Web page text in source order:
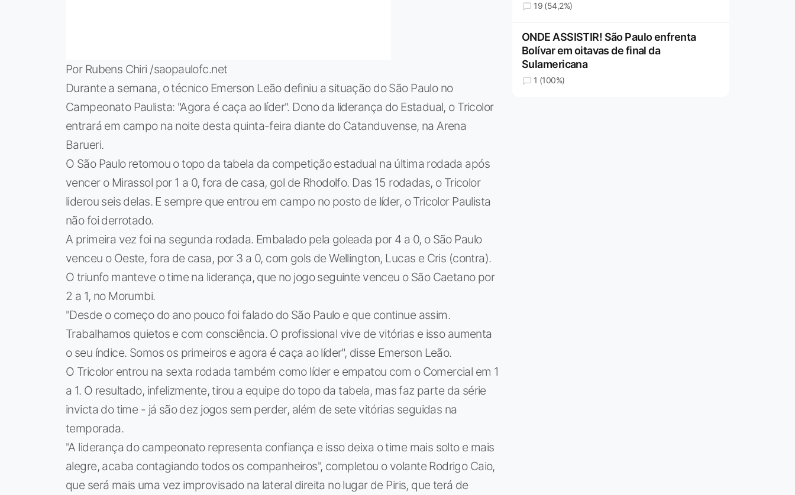
Por Rubens Chiri /saopaulofc.net
Durante a semana, o técnico Emerson Leão definiu a situação do São Paulo no
Campeonato Paulista: "Agora é caça ao líder". Dono da liderança do Estadual, o Tricolor
entrará em campo na noite desta quinta-feira diante do Catanduvense, na Arena
Barueri.
O São Paulo retomou o topo da tabela da competição estadual na última rodada após
vencer o Mirassol por 1 a 0, fora de casa, gol de Rhodolfo. Das 15 rodadas, o Tricolor
liderou seis delas. E sempre que entrou em campo no posto de líder, o Tricolor Paulista
não foi derrotado.
A primeira vez foi na segunda rodada. Embalado pela goleada por 4 a 0, o São Paulo
venceu o Oeste, fora de casa, por 3 a 0, com gols de Wellington, Lucas e Cris (contra).
O triunfo manteve o time na liderança, que no jogo seguinte venceu o São Caetano por
2 a 1, no Morumbi.
"Desde o começo do ano pouco foi falado do São Paulo e que continue assim.
Trabalhamos quietos e com consciência. O profissional vive de vitórias e isso aumenta
o seu índice. Somos os primeiros e agora é caça ao líder", disse Emerson Leão.
O Tricolor entrou na sexta rodada também como líder e empatou com o Comercial em 1
a 1. O resultado, infelizmente, tirou a equipe do topo da tabela, mas faz parte da série
invicta do time - já são dez jogos sem perder, além de sete vitórias seguidas na
temporada.
"A liderança do campeonato representa confiança e isso deixa o time mais solto e mais
alegre, acaba contagiando todos os companheiros", completou o volante Rodrigo Caio,
que será mais uma vez improvisado na lateral direita no lugar de Piris, que terá de
19 (54,2%)
ONDE ASSISTIR! São Paulo enfrenta
Bolívar em oitavas de final da
Sulamericana
1 (100%)